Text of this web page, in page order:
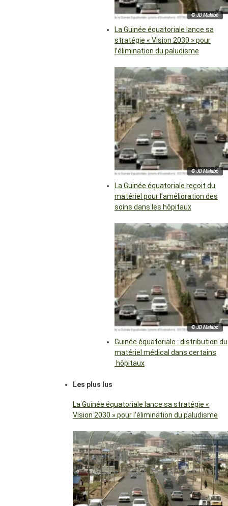
© JD Malabo
La Guinée équatoriale lance sa
stratégie « Vision 2030 » pour
l’élimination du paludisme
© JD Malabo
La Guinée équatoriale reçoit du
matériel pour l’amélioration des
soins dans les hôpitaux
© JD Malabo
Guinée équatoriale : distribution du
matériel médical dans certains
hôpitaux
Les plus lus
La Guinée équatoriale lance sa stratégie «
Vision 2030 » pour l’élimination du paludisme